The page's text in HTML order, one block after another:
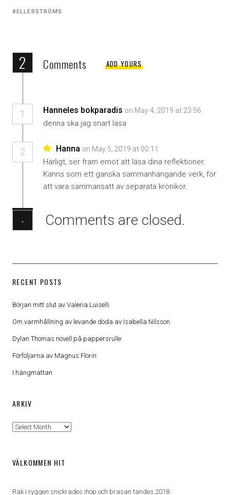
Tagged
ELLERSTRÖMS
2 Comments ADD YOURS
1 Hanneles bokparadis on May 4, 2019 at 23:56
denna ska jag snart läsa
2 Hanna on May 5, 2019 at 00:11
Härligt, ser fram emot att läsa dina reflektioner.
Känns som ett ganska sammanhängande verk, för
att vara sammansatt av separata krönikor.
· Comments are closed.
RECENT POSTS
Början mitt slut av Valeria Luiselli
Om varmhållning av levande döda av Isabella Nilsson
Dylan Thomas novell på pappersrulle
Förföljarna av Magnus Florin
I hängmattan
ARKIV
Arkiv
VÄLKOMMEN HIT
Rak i ryggen snickrades ihop och brasan tändes 2018.